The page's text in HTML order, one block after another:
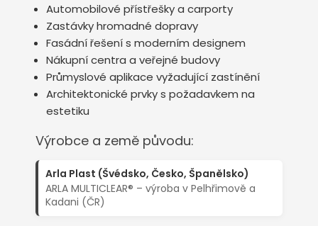
Automobilové přístřešky a carporty
Zastávky hromadné dopravy
Fasádní řešení s moderním designem
Nákupní centra a veřejné budovy
Průmyslové aplikace vyžadující zastínění
Architektonické prvky s požadavkem na
estetiku
Výrobce a země původu:
Arla Plast (Švédsko, Česko, Španělsko)
ARLA MULTICLEAR® – výroba v Pelhřimově a
Kadani (ČR)